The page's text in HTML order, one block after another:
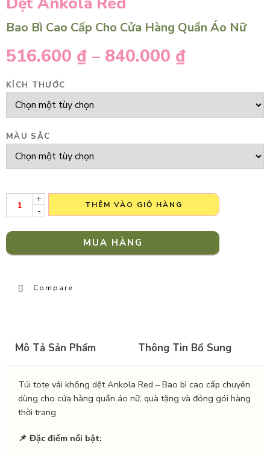
Bao Bì Cao Cấp Cho Cửa Hàng Quần Áo Nữ
516.600 ₫ – 840.000 ₫
KÍCH THƯỚC
MÀU SẮC
+
-
THÊM VÀO GIỎ HÀNG
MUA HÀNG
Compare
Mô Tả Sản Phẩm Thông Tin Bổ Sung
Túi tote vải không dệt Ankola Red – Bao bì cao cấp chuyên
dùng cho cửa hàng quần áo nữ, quà tặng và đóng gói hàng
thời trang.
📌 Đặc điểm nổi bật: